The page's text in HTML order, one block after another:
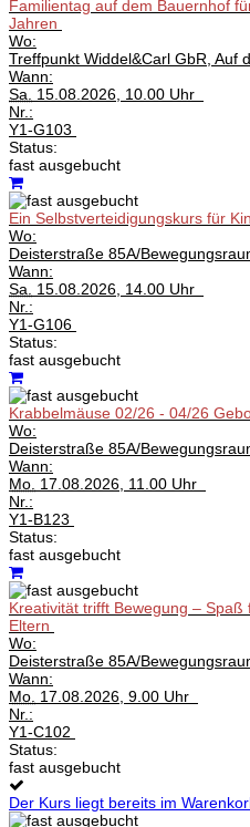
Familientag auf dem Bauernhof
Jahren
Wo:
Treffpunkt Widdel&Carl GbR, Auf
Wann:
Sa.
15.08.2026, 10.00 Uhr
Nr.:
Y1-G103
Status:
fast ausgebucht
Ein Selbstverteidigungskurs für
Wo:
Deisterstraße 85A/
Wann:
Sa.
15.08.2026, 14.00 Uhr
Nr.:
Y1-G106
Status:
fast ausgebucht
Krabbelmäuse 02/26 - 04/26
Wo:
Deisterstraße 85A/
Wann:
Mo. 17.08.2026, 11.00 Uhr
Nr.:
Y1-B123
Status:
fast ausgebucht
Kreativität trifft Bewegung –
Eltern
Wo:
Deisterstraße 85A/
Wann:
Mo. 17.08.2026, 9.00 Uhr
Nr.:
Y1-C102
Status:
fast ausgebucht
Der Kurs liegt bereits im